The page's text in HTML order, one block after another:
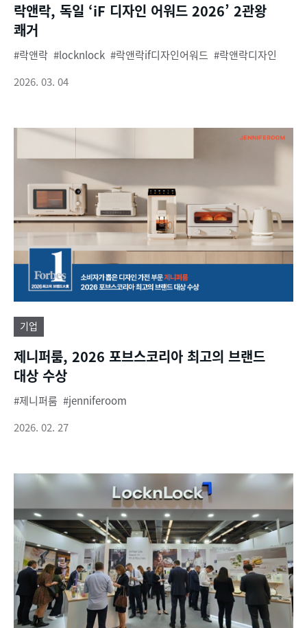
락앤락, 독일 ‘iF 디자인 어워드 2026’ 2관왕
쾌거
락앤락 locknlock 락앤락if디자인어워드
락앤락디자인
2026. 03. 04
기업
제니퍼룸, 2026 포브스코리아 최고의 브랜드
대상 수상
제니퍼룸
jenniferoom
2026. 02. 27